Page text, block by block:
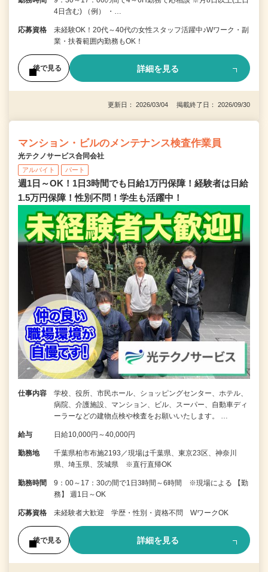
4日含む) （例） ・…
応募資格
未経験OK！20代～40代の女性スタッフ活躍中♪Wワーク・副
業・扶養範囲内勤務もOK！
後で見る 詳細を見る
更新日： 2026/03/04 掲載終了日： 2026/09/30
マンション・ビルのメンテナンス検査作業員
光テクノサービス合同会社
アルバイト パート
週1日～OK！1日3時間でも日給1万円保障！経験者は日給
1.5万円保障！性別不問！学生も活躍中！
仕事内容
学校、役所、市民ホール、ショッピングセンター、ホテル、
病院、介護施設、マンション、ビル、スーパー、自動車ディ
ーラーなどの建物点検や検査をお願いいたします。 …
給与 日給10,000円～40,000円
勤務地
千葉県柏市布施2193／現場は千葉県、東京23区、神奈川
県、埼玉県、茨城県 ※直行直帰OK
勤務時間
9：00～17：30の間で1日3時間～6時間 ※現場による 【勤
務】 週1日～OK
応募資格 未経験者大歓迎 学歴・性別・資格不問 WワークOK
後で見る 詳細を見る